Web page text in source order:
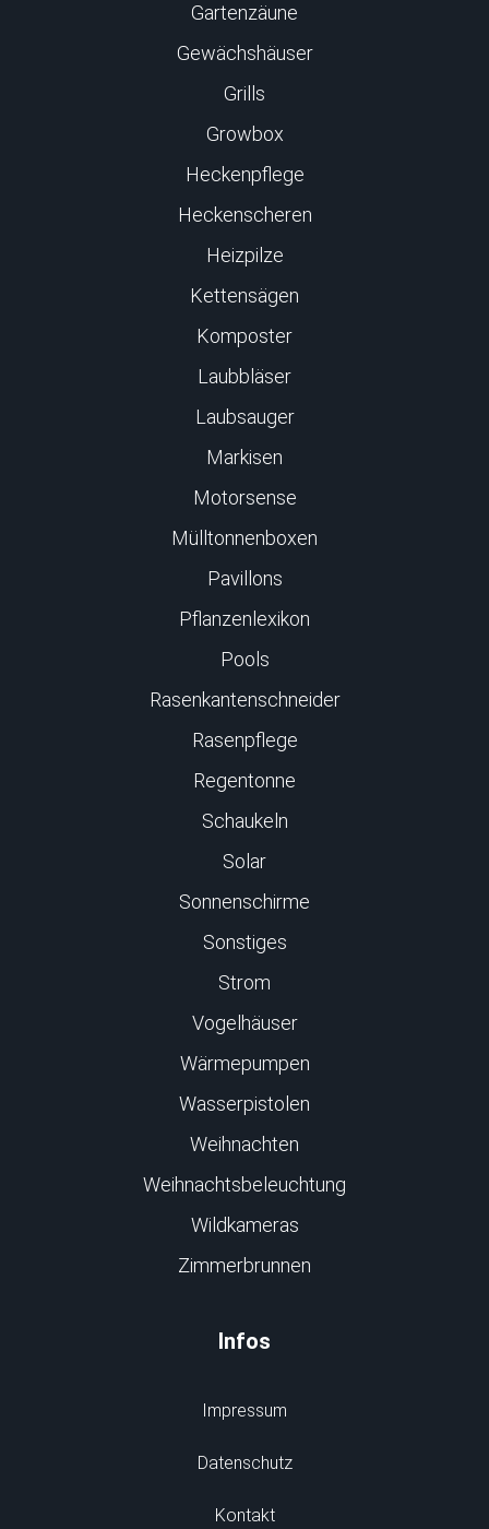
Gartenzäune
Gewächshäuser
Grills
Growbox
Heckenpflege
Heckenscheren
Heizpilze
Kettensägen
Komposter
Laubbläser
Laubsauger
Markisen
Motorsense
Mülltonnenboxen
Pavillons
Pflanzenlexikon
Pools
Rasenkantenschneider
Rasenpflege
Regentonne
Schaukeln
Solar
Sonnenschirme
Sonstiges
Strom
Vogelhäuser
Wärmepumpen
Wasserpistolen
Weihnachten
Weihnachtsbeleuchtung
Wildkameras
Zimmerbrunnen
Infos
Impressum
Datenschutz
Kontakt